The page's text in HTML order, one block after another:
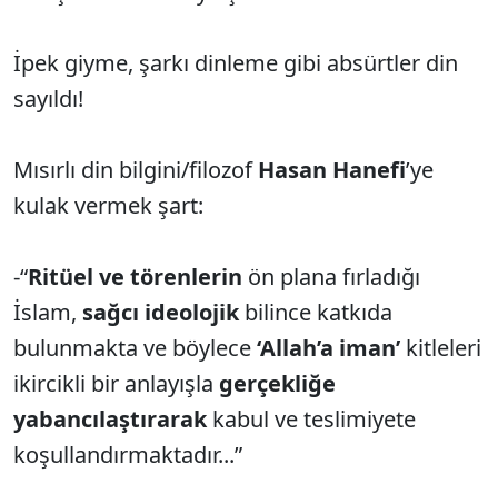
İpek giyme, şarkı dinleme gibi absürtler din
sayıldı!
Mısırlı din bilgini/filozofHasan Hanefi’ye
kulak vermek şart:
-“Ritüel ve törenlerin ön plana fırladığı
İslam, sağcı ideolojikbilince katkıda
bulunmakta ve böylece‘Allah’a iman’ kitleleri
ikircikli bir anlayışla gerçekliğe
yabancılaştırarakkabul ve teslimiyete
koşullandırmaktadır...”